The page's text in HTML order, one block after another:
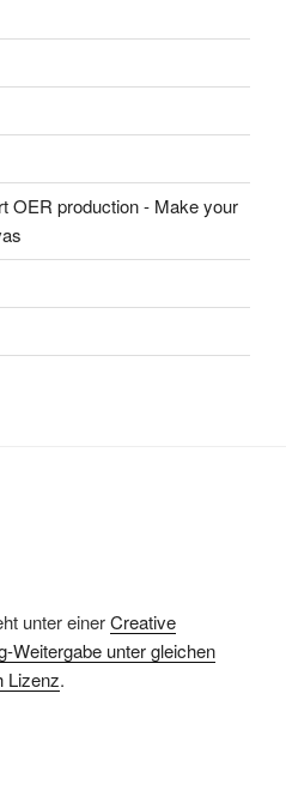
OER production - Make your
unter einerCreative
Weitergabe unter gleichen
Lizenz.